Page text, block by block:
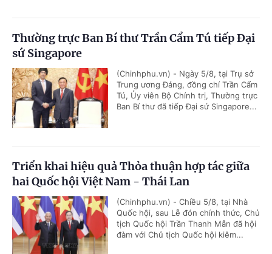
Thường trực Ban Bí thư Trần Cẩm Tú tiếp Đại
sứ Singapore
(Chinhphu.vn) - Ngày 5/8, tại Trụ sở
Trung ương Đảng, đồng chí Trần Cẩm
Tú, Ủy viên Bộ Chính trị, Thường trực
Ban Bí thư đã tiếp Đại sứ Singapore...
Triển khai hiệu quả Thỏa thuận hợp tác giữa
hai Quốc hội Việt Nam - Thái Lan
(Chinhphu.vn) - Chiều 5/8, tại Nhà
Quốc hội, sau Lễ đón chính thức, Chủ
tịch Quốc hội Trần Thanh Mẫn đã hội
đàm với Chủ tịch Quốc hội kiêm...